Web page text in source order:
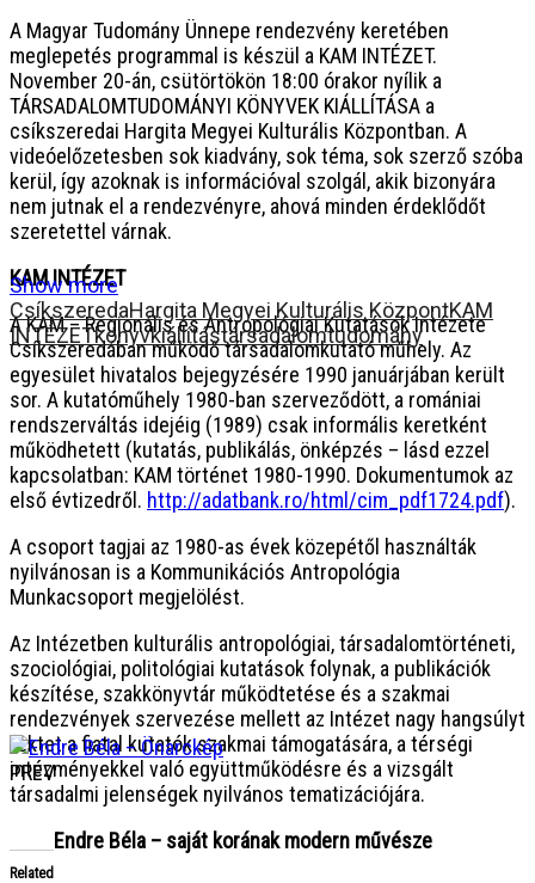
A Magyar Tudomány Ünnepe rendezvény keretében
meglepetés programmal is készül a KAM INTÉZET.
November 20-án, csütörtökön 18:00 órakor nyílik a
TÁRSADALOMTUDOMÁNYI KÖNYVEK KIÁLLÍTÁSA a
csíkszeredai Hargita Megyei Kulturális Központban. A
videóelőzetesben sok kiadvány, sok téma, sok szerző szóba
kerül, így azoknak is információval szolgál, akik bizonyára
nem jutnak el a rendezvényre, ahová minden érdeklődőt
szeretettel várnak.
KAM INTÉZET
A KAM – Regionális és Antropológiai Kutatások Intézete
Csíkszeredában működő társadalomkutató műhely. Az
egyesület hivatalos bejegyzésére 1990 januárjában került
sor. A kutatóműhely 1980-ban szerveződött, a romániai
rendszerváltás idejéig (1989) csak informális keretként
működhetett (kutatás, publikálás, önképzés – lásd ezzel
kapcsolatban: KAM történet 1980-1990. Dokumentumok az
első évtizedről. http://adatbank.ro/html/cim_pdf1724.pdf).
A csoport tagjai az 1980-as évek közepétől használták
nyilvánosan is a Kommunikációs Antropológia
Munkacsoport megjelölést.
Az Intézetben kulturális antropológiai, társadalomtörténeti,
szociológiai, politológiai kutatások folynak, a publikációk
készítése, szakkönyvtár működtetése és a szakmai
rendezvények szervezése mellett az Intézet nagy hangsúlyt
fektet a fiatal kutatók szakmai támogatására, a térségi
intézményekkel való együttműködésre és a vizsgált
társadalmi jelenségek nyilvános tematizációjára.
Related
Show more
CsíkszeredaHargita Megyei Kulturális KözpontKAM
INTÉZETkönyvkiállítástársadalomtudomány
PREV
Endre Béla – saját korának modern művésze